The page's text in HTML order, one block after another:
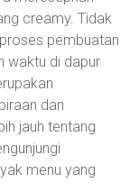
creamy. Tidak
pembuatan
waktu di dapur
dan
jauh tentang
menu yang